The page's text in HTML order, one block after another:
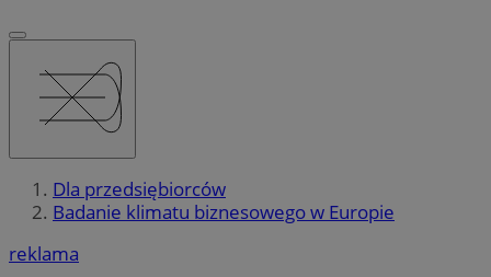
Dla przedsiębiorców
Badanie klimatu biznesowego w Europie
reklama